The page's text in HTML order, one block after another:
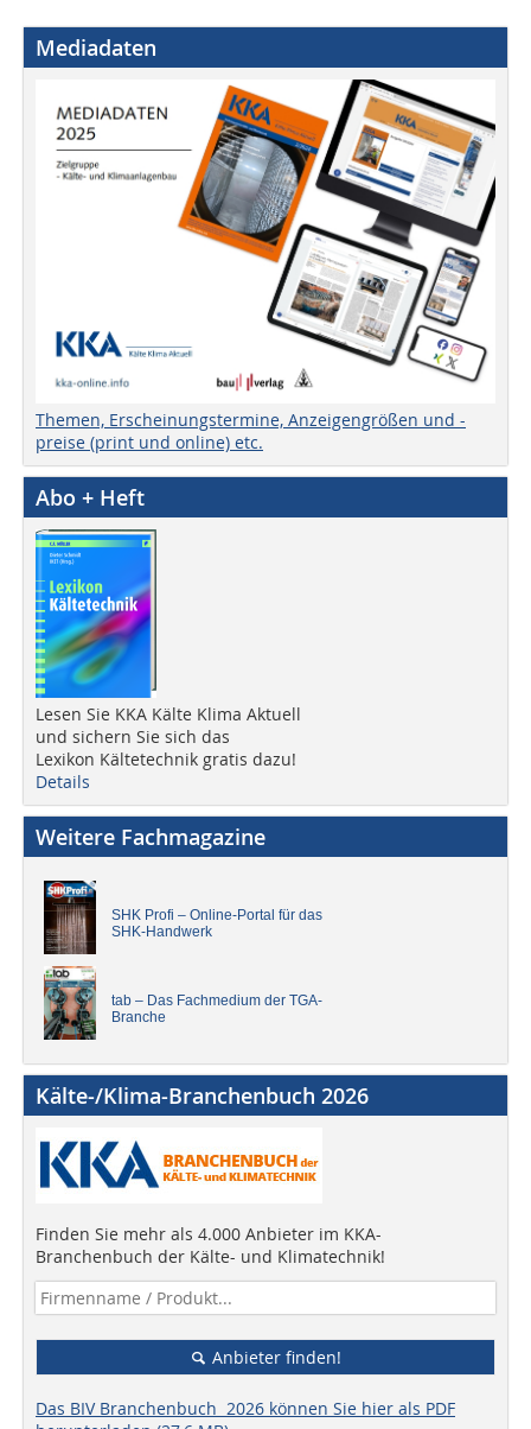
Mediadaten
Themen, Erscheinungstermine, Anzeigengrößen und -
preise (print und online) etc.
Abo + Heft
Lesen Sie KKA Kälte Klima Aktuell
und sichern Sie sich das
Lexikon Kältetechnik gratis dazu!
Details
Weitere Fachmagazine
SHK Profi – Online-Portal für das
SHK-Handwerk
tab – Das Fachmedium der TGA-
Branche
Kälte-/Klima-Branchenbuch 2026
Finden Sie mehr als 4.000 Anbieter im KKA-
Branchenbuch der Kälte- und Klimatechnik!
Anbieter finden!
Das BIV Branchenbuch 2026 können Sie hier als PDF